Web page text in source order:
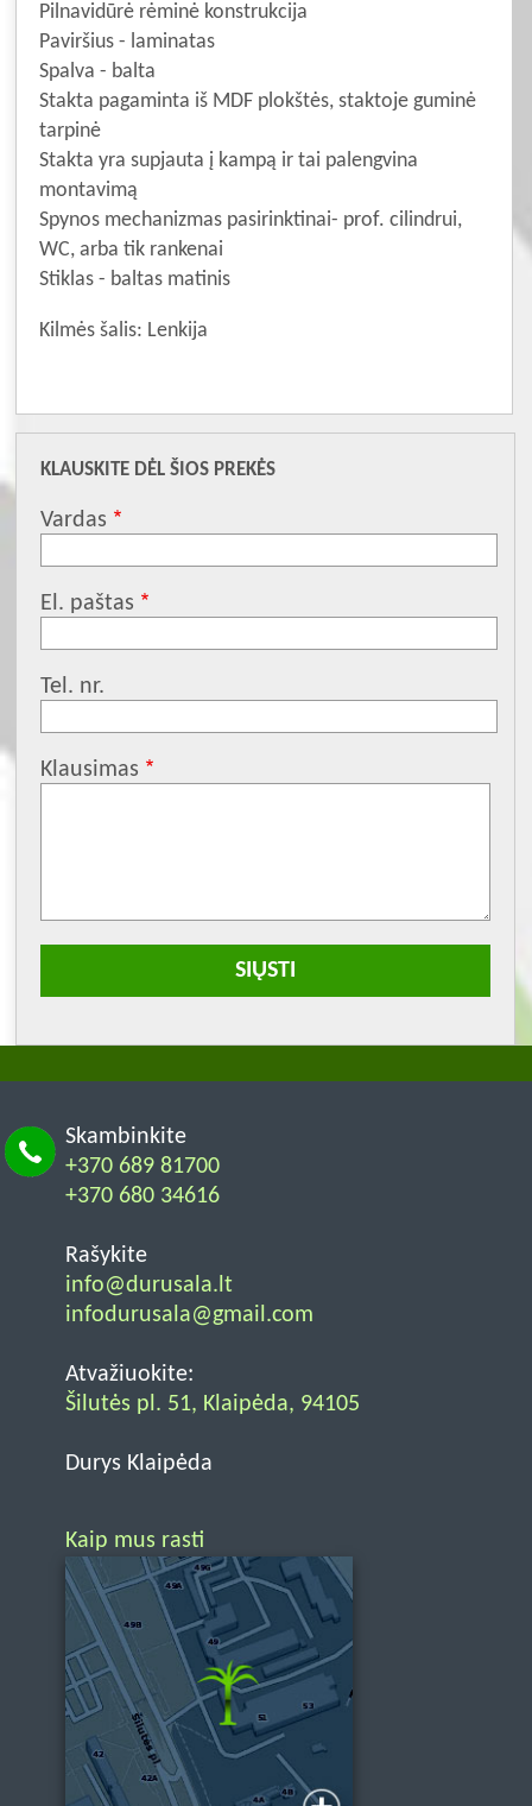
Pilnavidūrė rėminė konstrukcija
Paviršius - laminatas
Spalva - balta
Stakta pagaminta iš MDF plokštės, staktoje guminė
tarpinė
Stakta yra supjauta į kampą ir tai palengvina
montavimą
Spynos mechanizmas pasirinktinai- prof. cilindrui,
WC, arba tik rankenai
Stiklas - baltas matinis
Kilmės šalis: Lenkija
KLAUSKITE DĖL ŠIOS PREKĖS
Vardas
El. paštas
Tel. nr.
Klausimas
Skambinkite
+370 689 81700
+370 680 34616
Rašykite
info@durusala.lt
infodurusala@gmail.com
Atvažiuokite:
Šilutės pl. 51, Klaipėda, 94105
Durys Klaipėda
Kaip mus rasti